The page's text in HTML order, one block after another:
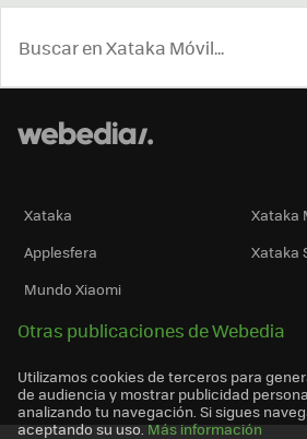
Xataka
Xataka
Applesfera
Xataka
Mundo Xiaomi
Otras publicaciones de Webedia
Utilizamos cookies de terceros para
de audiencia y mostrar publicidad
analizando tu navegación. Si sigues
aceptando su uso. Más información